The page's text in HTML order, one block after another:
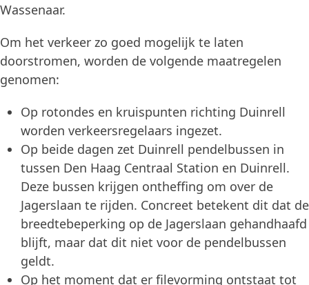
Wassenaar.
Om het verkeer zo goed mogelijk te laten
doorstromen, worden de volgende maatregelen
genomen:
Op rotondes en kruispunten richting Duinrell
worden verkeersregelaars ingezet.
Op beide dagen zet Duinrell pendelbussen in
tussen Den Haag Centraal Station en Duinrell.
Deze bussen krijgen ontheffing om over de
Jagerslaan te rijden. Concreet betekent dit dat de
breedtebeperking op de Jagerslaan gehandhaafd
blijft, maar dat dit niet voor de pendelbussen
geldt.
Op het moment dat er filevorming ontstaat tot